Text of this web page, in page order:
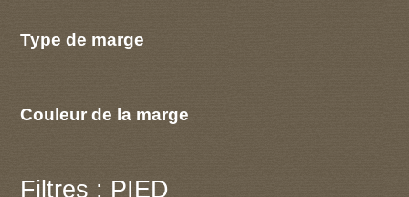
Type de marge
Couleur de la marge
Filtres : PIED